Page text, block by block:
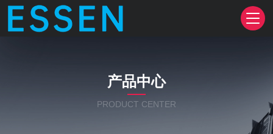
产品中心
PRODUCT CENTER